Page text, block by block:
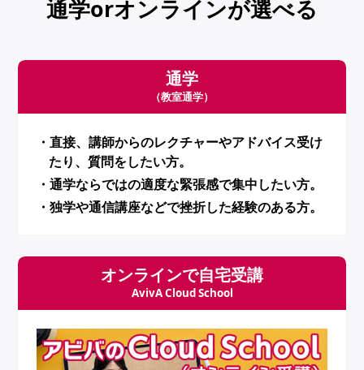
通学orオンラインが選べる
通学
（教室通学）
・直接、講師からのレクチャーやアドバイス受け
たり、質問をしたい方。
・通学ならではの適度な緊張感で集中したい方。
・独学や通信講座などで挫折した経験のある方。
オンラインで自宅受講
AvivA Cloud School